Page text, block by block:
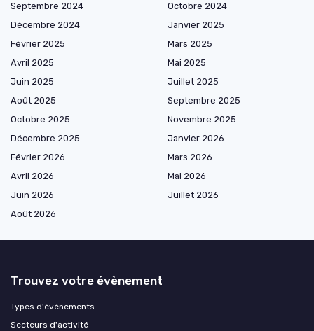
Septembre 2024
Octobre 2024
Décembre 2024
Janvier 2025
Février 2025
Mars 2025
Avril 2025
Mai 2025
Juin 2025
Juillet 2025
Août 2025
Septembre 2025
Octobre 2025
Novembre 2025
Décembre 2025
Janvier 2026
Février 2026
Mars 2026
Avril 2026
Mai 2026
Juin 2026
Juillet 2026
Août 2026
Trouvez votre évènement
Types d'événements
Secteurs d'activité